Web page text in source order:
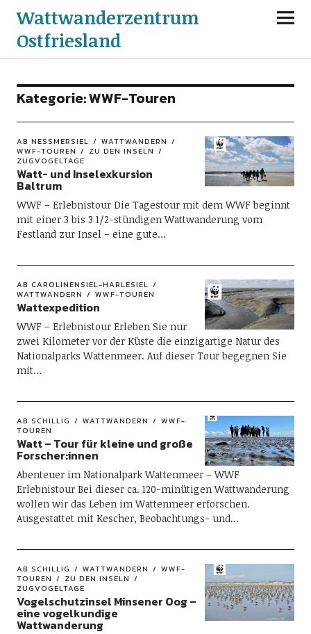
Wattwanderzentrum
Ostfriesland
Kategorie:WWF-Touren
AB NESSMERSIEL
WATTWANDERN
WWF-TOUREN
ZU DEN INSELN
ZUGVOGELTAGE
Watt- und Inselexkursion
Baltrum
WWF – Erlebnistour Die Tagestour mit dem WWF beginnt
mit einer 3 bis 3 1/2-stündigen Wattwanderung vom
Festland zur Insel – eine gute…
AB CAROLINENSIEL-HARLESIEL
WATTWANDERN
WWF-TOUREN
Wattexpedition
WWF – Erlebnistour Erleben Sie nur
zwei Kilometer vor der Küste die einzigartige Natur des
Nationalparks Wattenmeer. Auf dieser Tour begegnen Sie
mit…
AB SCHILLIG WATTWANDERN
WWF-
TOUREN
Watt – Tour für kleine und große
Forscher:innen
Abenteuer im Nationalpark Wattenmeer – WWF
Erlebnistour Bei dieser ca. 120-minütigen Wattwanderung
wollen wir das Leben im Wattenmeer erforschen.
Ausgestattet mit Kescher, Beobachtungs- und…
AB SCHILLIG WATTWANDERN
WWF-
TOUREN
ZU DEN INSELN
ZUGVOGELTAGE
Vogelschutzinsel Minsener Oog –
eine vogelkundige
Wattwanderung